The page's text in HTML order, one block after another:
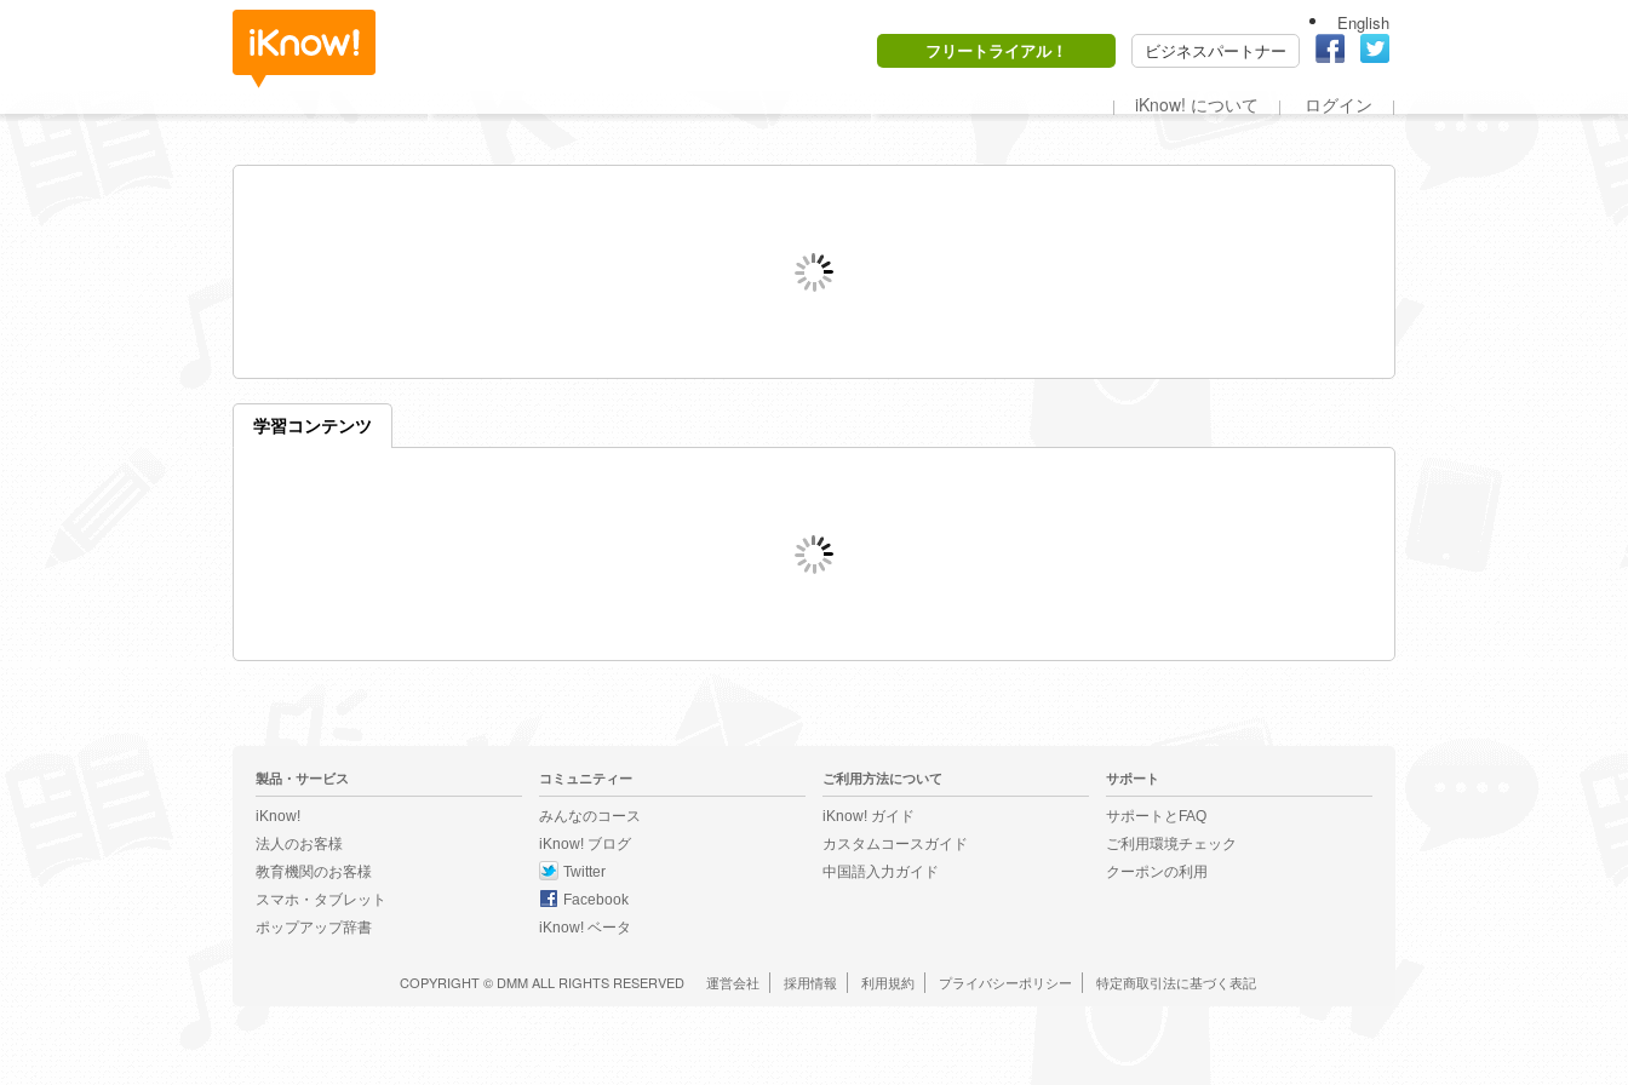
English
フリートライアル！
ビジネスパートナー
iKnow! について ログイン
学習コンテンツ
製品・サービス
iKnow!
法人のお客様
教育機関のお客様
スマホ・タブレット
ポップアップ辞書
コミュニティー
みんなのコース
iKnow! ブログ
Twitter
Facebook
iKnow! ベータ
ご利用方法について
iKnow! ガイド
カスタムコースガイド
中国語入力ガイド
サポート
サポートとFAQ
ご利用環境チェック
クーポンの利用
COPYRIGHT © DMMALL RIGHTS RESERVED 運営会社 採用情報 利用規約 プライバシーポリシー 特定商取引法に基づく表記